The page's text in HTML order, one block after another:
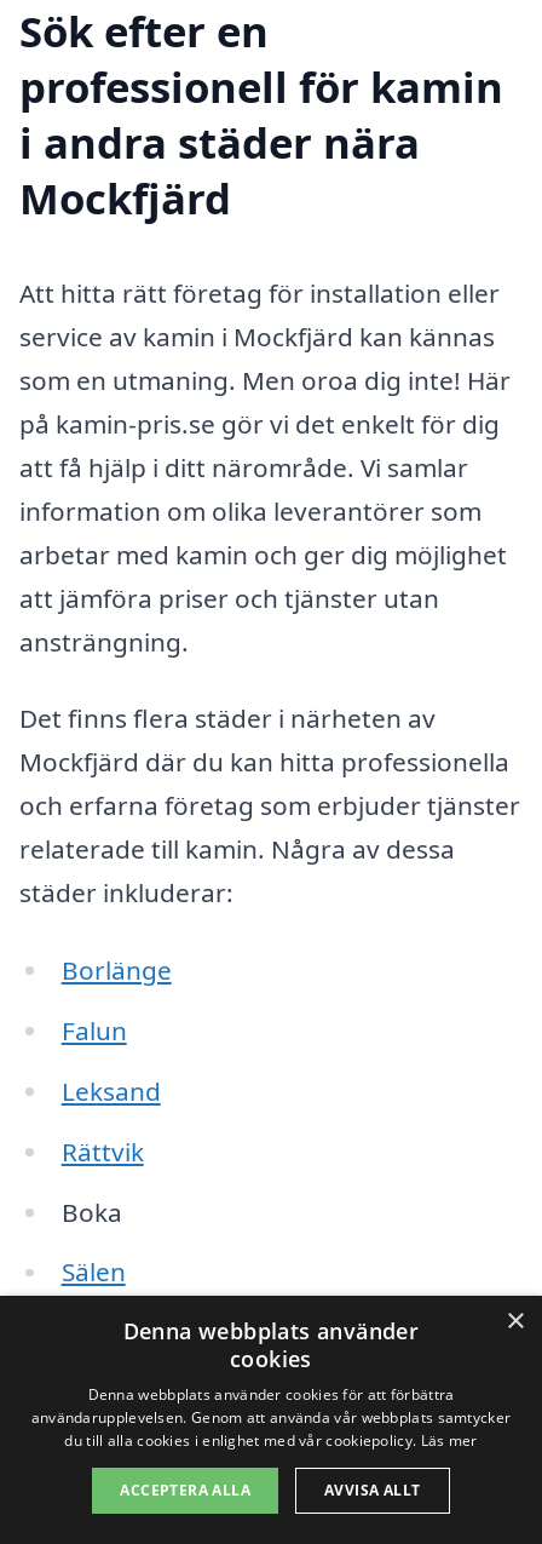
Sök efter en
professionell för kamin
i andra städer nära
Mockfjärd
Att hitta rätt företag för installation eller
service av kamin i Mockfjärd kan kännas
som en utmaning. Men oroa dig inte! Här
på kamin-pris.se gör vi det enkelt för dig
att få hjälp i ditt närområde. Vi samlar
information om olika leverantörer som
arbetar med kamin och ger dig möjlighet
att jämföra priser och tjänster utan
ansträngning.
Det finns flera städer i närheten av
Mockfjärd där du kan hitta professionella
och erfarna företag som erbjuder tjänster
relaterade till kamin. Några av dessa
städer inkluderar:
Borlänge
Falun
Leksand
Rättvik
Boka
Sälen
Hedemora
Älvdalen
Torsång
Djurås
×
Denna webbplats använder
cookies
Denna webbplats använder cookies för att förbättra
användarupplevelsen. Genom att använda vår webbplats samtycker
du till alla cookies i enlighet med vår cookiepolicy. Läs mer
ACCEPTERA ALLA AVVISA ALLT